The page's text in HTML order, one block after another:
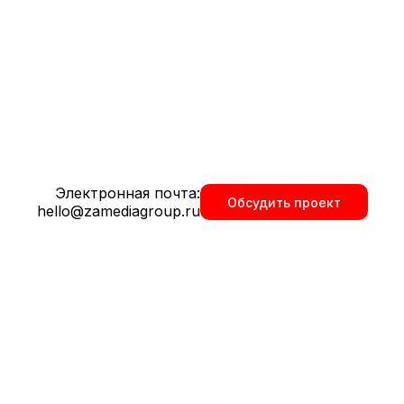
Электронная почта:
hello@zamediagroup.ru
Обсудить проект
и лучшие практики.